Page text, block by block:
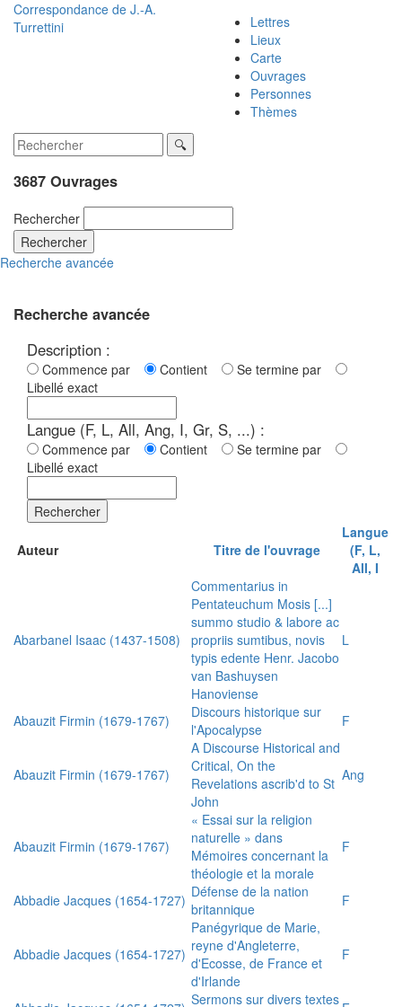
Correspondance de J.-A.
Turrettini
Lettres
Lieux
Carte
Ouvrages
Personnes
Thèmes
3687 Ouvrages
Rechercher
Rechercher
Recherche avancée
Recherche avancée
Description :
Commence par Contient
Se termine par
Libellé exact
Langue (F, L, All, Ang, I, Gr, S, ...) :
Commence par Contient
Se termine par
Libellé exact
Rechercher
Auteur Titre de l'ouvrage
Langue
(F, L,
All, I
Abarbanel Isaac (1437-1508)
Commentarius in
Pentateuchum Mosis [...]
summo studio & labore ac
propriis sumtibus, novis
typis edente Henr. Jacobo
van Bashuysen
Hanoviense
L
Abauzit Firmin (1679-1767)
Discours historique sur
l'Apocalypse
F
Abauzit Firmin (1679-1767)
A Discourse Historical and
Critical, On the
Revelations ascrib'd to St
John
Ang
Abauzit Firmin (1679-1767)
« Essai sur la religion
naturelle » dans
Mémoires concernant la
théologie et la morale
F
Abbadie Jacques (1654-1727) Défense de la nation
britannique
F
Abbadie Jacques (1654-1727)
Panégyrique de Marie,
reyne d'Angleterre,
d'Ecosse, de France et
d'Irlande
F
Sermons sur divers textes